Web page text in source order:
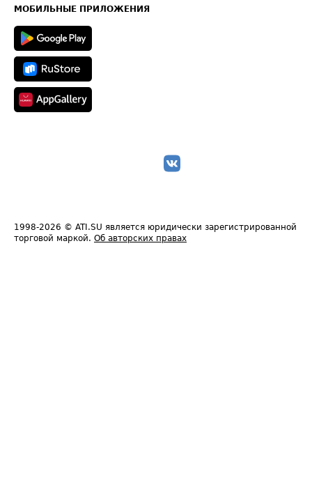
Техническая информация
МОБИЛЬНЫЕ ПРИЛОЖЕНИЯ
1998-2026 © ATI.SU является юридически зарегистрированной
торговой маркой. Об авторских правах